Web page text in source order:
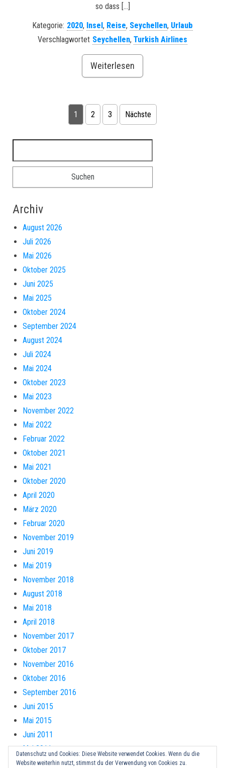
so dass […]
Kategorie: 2020, Insel, Reise, Seychellen, Urlaub
Verschlagwortet Seychellen, Turkish Airlines
Weiterlesen
Seitennummerierung der Beiträge
1 2 3 Nächste
Archiv
August 2026
Juli 2026
Mai 2026
Oktober 2025
Juni 2025
Mai 2025
Oktober 2024
September 2024
August 2024
Juli 2024
Mai 2024
Oktober 2023
Mai 2023
November 2022
Mai 2022
Februar 2022
Oktober 2021
Mai 2021
Oktober 2020
April 2020
März 2020
Februar 2020
November 2019
Juni 2019
Mai 2019
November 2018
August 2018
Mai 2018
April 2018
November 2017
Oktober 2017
November 2016
Oktober 2016
September 2016
Juni 2015
Mai 2015
Juni 2011
Mai 2011
Datenschutz und Cookies: Diese Website verwendet Cookies. Wenn du die
Website weiterhin nutzt, stimmst du der Verwendung von Cookies zu.